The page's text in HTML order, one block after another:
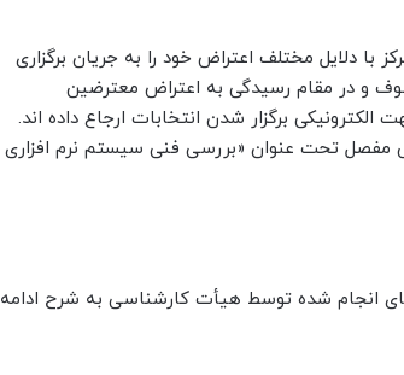
۳/۱۷ تعداد ۲۰۸ نفر از وکلای دادگستری مرکز با دلایل مختلف اعتراض خود را به جریان برگزاری
مطابق ماده ۲۴ آئین نامه اجرائی موصوف و در مقام رسیدگی به اعتراض معترضین
برگزار شدن انتخابات ارجاع داده اند.
در تاریخ ۱۴۰۴/۳/۱۹ نظریه خود را طی گزارش مفصل تحت عنوان «بررسی فنی سیستم نرم افزاری
انجام شده توسط هیأت کارشناسی به شرح ادامه